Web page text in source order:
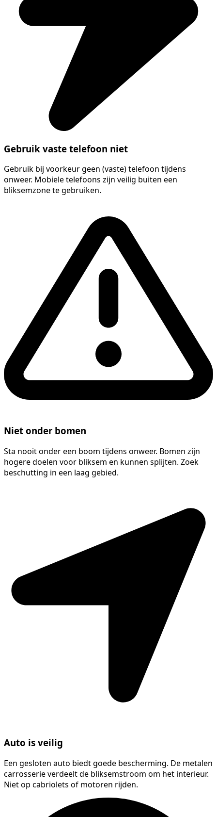
Gebruik vaste telefoon niet
Gebruik bij voorkeur geen (vaste) telefoon tijdens
onweer. Mobiele telefoons zijn veilig buiten een
bliksemzone te gebruiken.
Niet onder bomen
Sta nooit onder een boom tijdens onweer. Bomen zijn
hogere doelen voor bliksem en kunnen splijten. Zoek
beschutting in een laag gebied.
Auto is veilig
Een gesloten auto biedt goede bescherming. De metalen
carrosserie verdeelt de bliksemstroom om het interieur.
Niet op cabriolets of motoren rijden.